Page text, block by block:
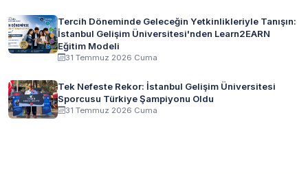
Tercih Döneminde Geleceğin Yetkinlikleriyle Tanışın:
İstanbul Gelişim Üniversitesi'nden Learn2EARN
Eğitim Modeli
31 Temmuz 2026 Cuma
Tek Nefeste Rekor: İstanbul Gelişim Üniversitesi
Sporcusu Türkiye Şampiyonu Oldu
31 Temmuz 2026 Cuma